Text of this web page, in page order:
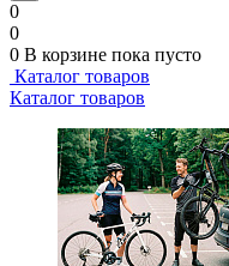
0
0
0 В корзине пока пусто
Каталог товаров
Каталог товаров